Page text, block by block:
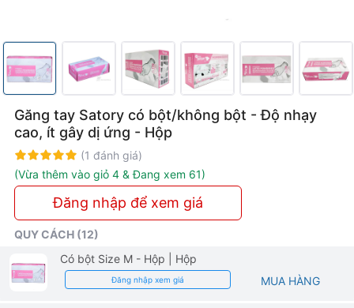
hành
nha
khoa
Găng tay Satory có bột/không bột - Độ nhạy
cao, ít gây dị ứng - Hộp
Rating: 100%
(1 đánh giá)
(Vừa thêm vào giỏ 4 & Đang xem 61)
Đăng nhập để xem giá
QUY CÁCH (12)
Có bột Size M - Hộp
| Hộp
Đăng nhập xem giá MUA HÀNG